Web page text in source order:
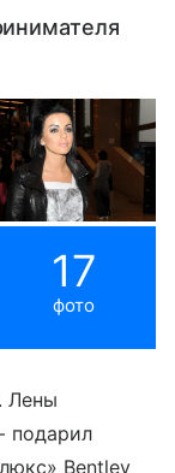
17
фото
Лены
подарил
Bentley